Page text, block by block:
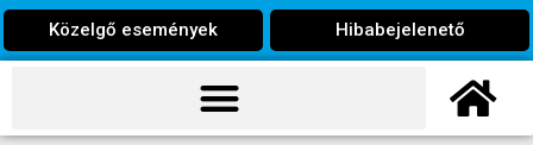
Közelgő események Hibabejelenető